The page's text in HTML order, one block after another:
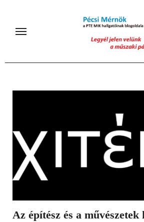
content
Az építész és a művészetek